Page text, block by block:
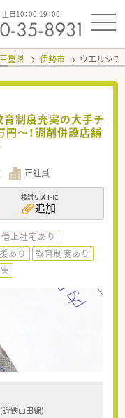
日10：00-19：00
三重県 伊勢市 ウエルシ
育制度充実の大手チ
～！調剤併設店舗
正社員
検討リストに
追加
借上社宅あり
あり
教育制度あり
近鉄山田線)